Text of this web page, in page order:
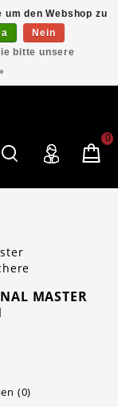
0
MASTER
(0)
den Webshop zu
Nein
bitte unsere